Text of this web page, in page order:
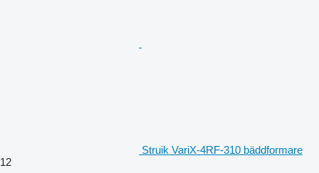
Struik VariX-4RF-310 bäddformare
12